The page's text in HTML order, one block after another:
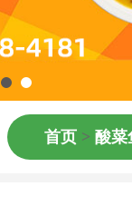
首页 > 酸菜